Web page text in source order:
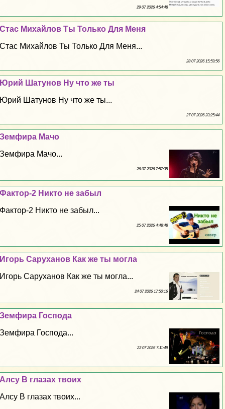
29 07 2026 4:54:48
Стас Михайлов Ты Только Для Меня
Стас Михайлов Ты Только Для Меня...
28 07 2026 15:59:56
Юрий Шатунов Ну что же ты
Юрий Шатунов Ну что же ты...
27 07 2026 23:25:44
Земфира Мачо
Земфира Мачо...
26 07 2026 7:57:35
Фактор-2 Никто не забыл
Фактор-2 Никто не забыл...
25 07 2026 4:48:48
Игорь Саруханов Как же ты могла
Игорь Саруханов Как же ты могла...
24 07 2026 17:50:16
Земфира Господа
Земфира Господа...
23 07 2026 7:11:49
Алсу В глазах твоих
Алсу В глазах твоих...